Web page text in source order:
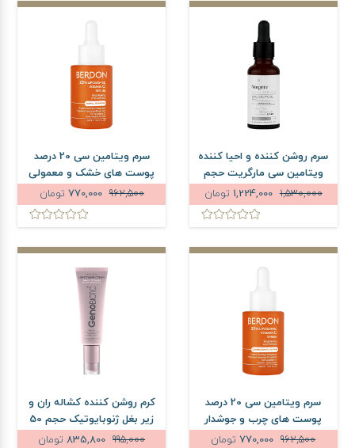
سرم روشن کننده و احیا کننده
ویتامین سی مارگریت حجم
30 میلی لیتر
1,530,000
1,224,000 تومان
سرم ویتامین سی 20 درصد
پوست های خشک و معمولی
بردون حجم 30 میلی لیتر
962,500
770,000 تومان
سرم ویتامین سی 20 درصد
پوست های چرب و جوشدار
بردون حجم 30 میلی لیتر
962,500 تومان
کرم روشن کننده کشاله ران و
زیر بغل ژنوبایوتیک حجم 50
میلی لیتر995,000 تومان